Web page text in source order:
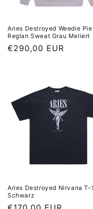
Aries Destroyed Weedie Pie
Reglan Sweat Grau Meliert
Normaler Preis
€290,00 EUR
Aries Destroyed Nirvana T-
Schwarz